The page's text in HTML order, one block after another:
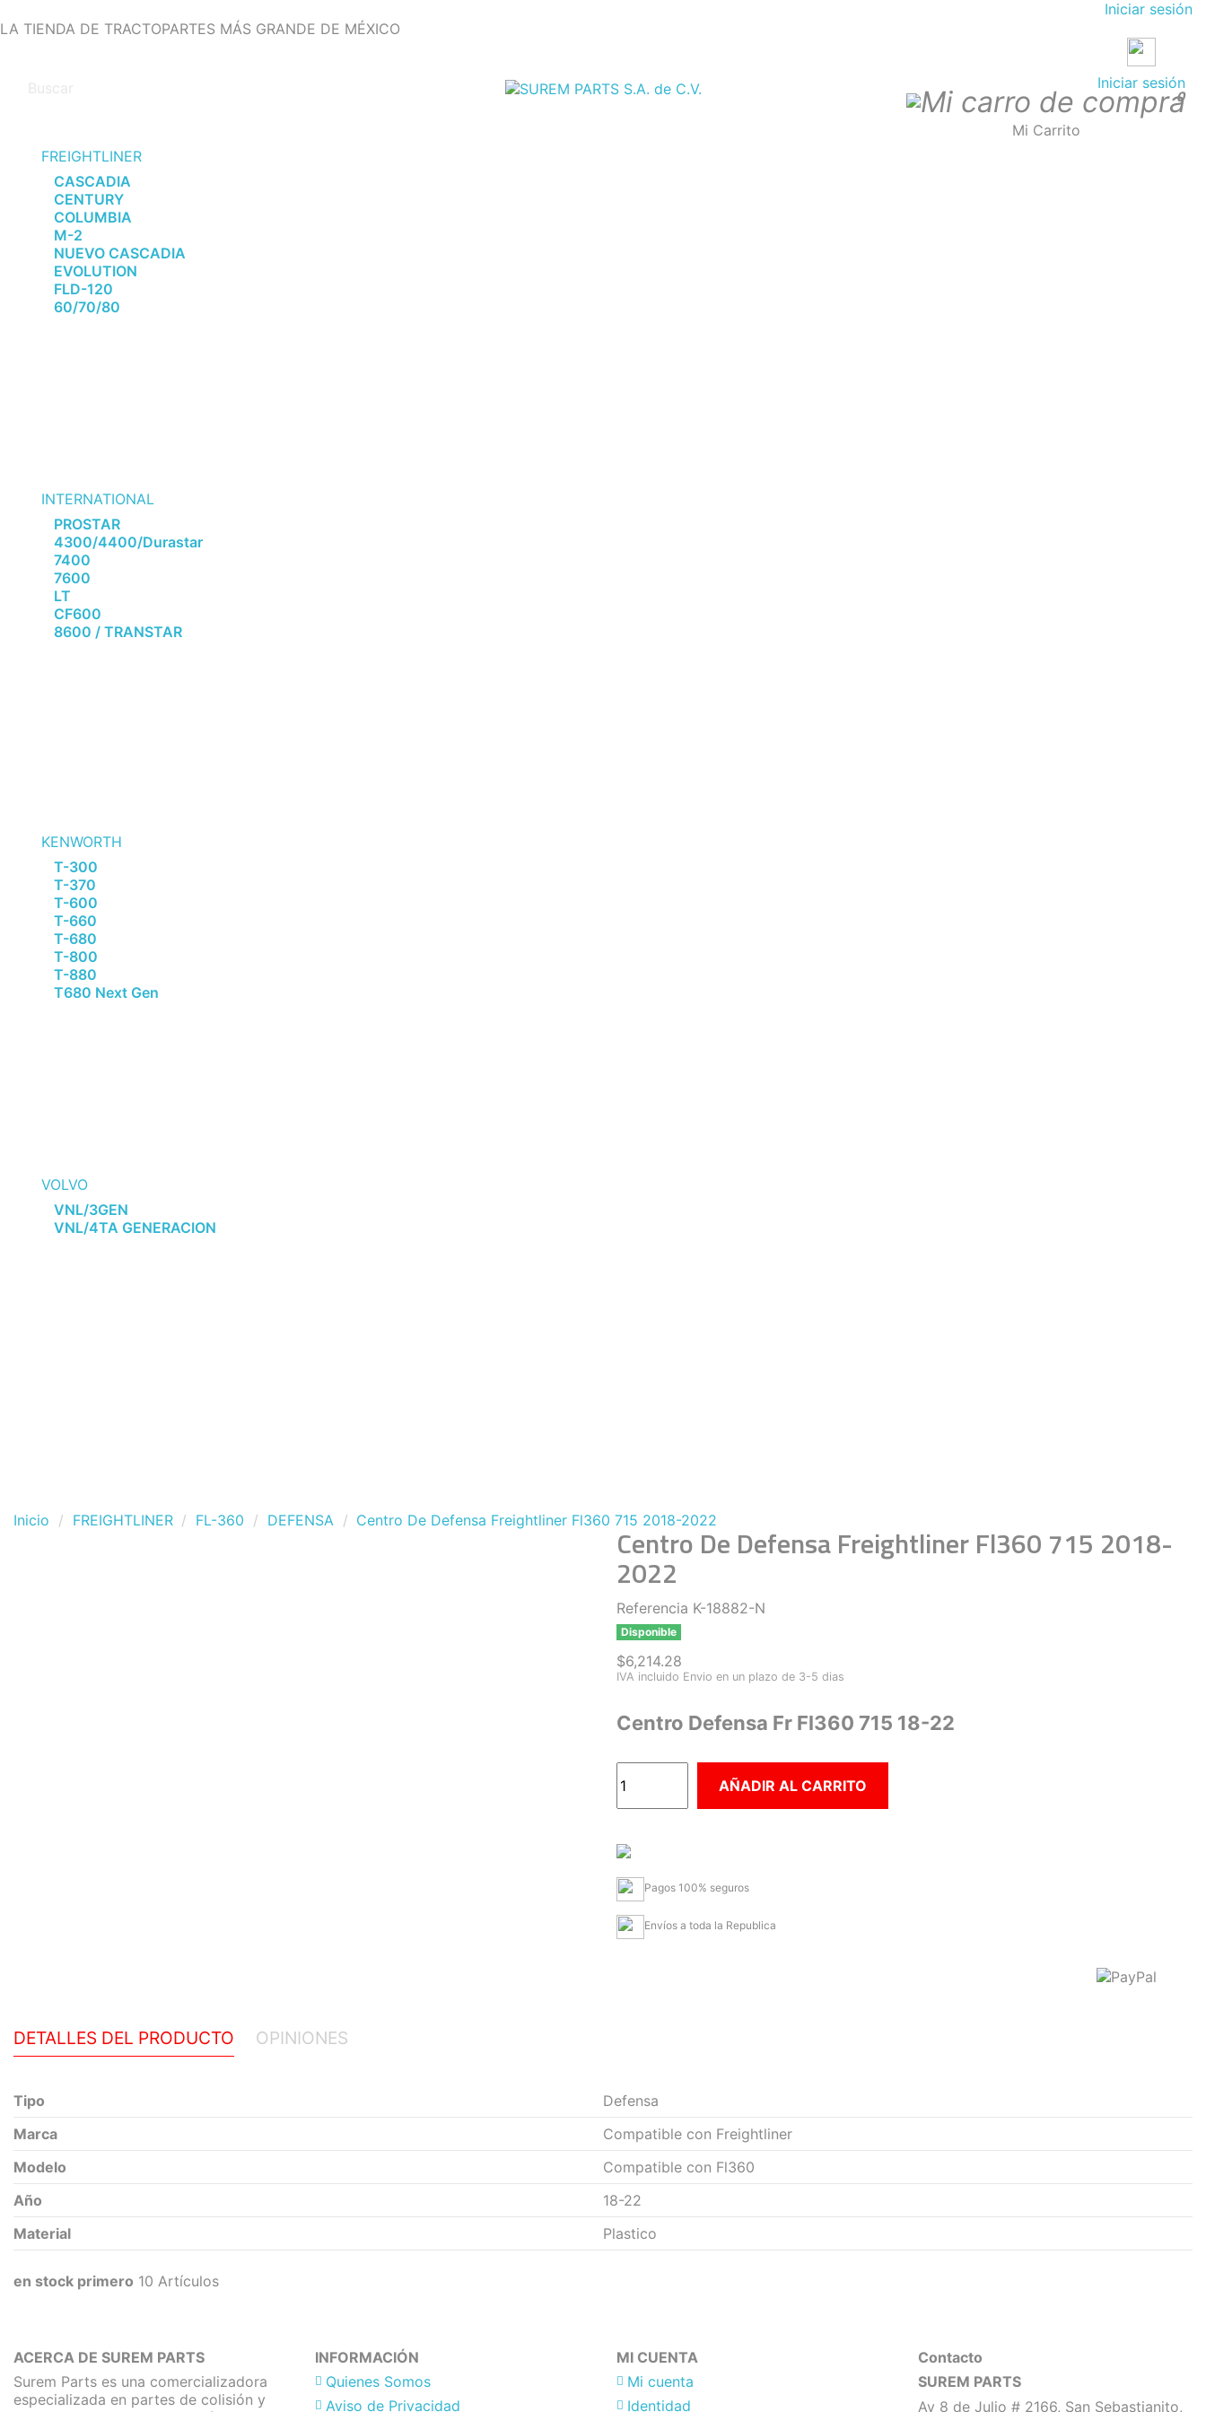
Iniciar sesión
LA TIENDA DE TRACTOPARTES MÁS GRANDE DE MÉXICO
Iniciar sesión
0
Mi Carrito
FREIGHTLINER
CASCADIA
CENTURY
COLUMBIA
M-2
NUEVO CASCADIA
EVOLUTION
FLD-120
60/70/80
INTERNATIONAL
PROSTAR
4300/4400/Durastar
7400
7600
LT
CF600
8600 / TRANSTAR
KENWORTH
T-300
T-370
T-600
T-660
T-680
T-800
T-880
T680 Next Gen
VOLVO
VNL/3GEN
VNL/4TA GENERACION
Inicio FREIGHTLINER FL-360 DEFENSA Centro De Defensa Freightliner Fl360 715 2018-2022
Centro De Defensa Freightliner Fl360 715 2018-
2022
Referencia K-18882-N
Disponible
$6,214.28
IVA incluido Envio en un plazo de 3-5 dias
Centro Defensa Fr Fl360 715 18-22
AÑADIR AL CARRITO
Pagos 100% seguros
Envíos a toda la Republica
DETALLES DEL PRODUCTO OPINIONES
Tipo
Defensa
Marca
Compatible con Freightliner
Modelo
Compatible con Fl360
Año
18-22
Material
Plastico
en stock primero 10 Artículos
ACERCA DE SUREM PARTS
Surem Parts es una comercializadora
especializada en partes de colisión y
INFORMACIÓN
Quienes Somos
Aviso de Privacidad
MI CUENTA
Mi cuenta
Identidad
Contacto
SUREM PARTS
Av 8 de Julio # 2166, San Sebastianito,